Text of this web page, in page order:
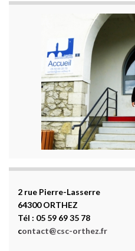
2 rue Pierre-Lasserre
64300 ORTHEZ
Tél : 05 59 69 35 78
contact@csc-orthez.fr